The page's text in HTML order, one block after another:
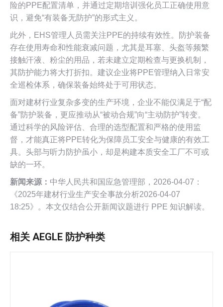
险的PPE配置清单，并通过定期培训强化员工正确使用意
识，避免“有装备无防护”的形式主义。
此外，EHS管理人员需关注PPE的持续有效性。防护装备
存在使用寿命和性能衰减问题，尤其是耳塞、头盔等频繁
接触汗液、粉尘的用品，若未建立定期检查与更换机制，
其防护能力将大打折扣。建议企业将PPE管理纳入日常安
全巡检体系，确保装备始终处于可用状态。
面对建材行业复杂多变的生产环境，企业不能仅满足于“配
备”防护装备，更应推动从“被动合规”向“主动防护”转变。
通过科学的风险评估、合理的选型配置和严格的使用监
督，才能真正将PPE转化为保障员工安全与健康的有效工
具。头部与听力防护虽小，却是构建本质安全工厂不可或
缺的一环。
新闻来源： 中华人民共和国应急管理部，2026-04-07：
《2025年建材行业生产安全事故分析2026-04-07
18:25》。本文仅结合公开新闻议题进行 PPE 知识解读。
相关 AEGLE 防护种类